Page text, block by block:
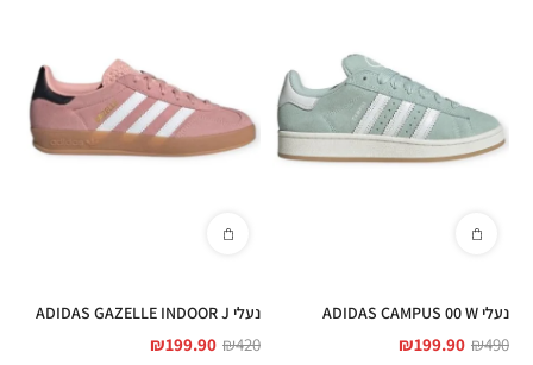
נעלי ADIDAS CAMPUS 00 W
₪490
₪199.90
נעלי ADIDAS GAZELLE INDOOR J
₪420
₪199.90